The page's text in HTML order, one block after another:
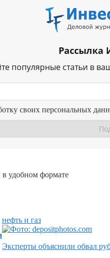
Рассылка
популярные статьи в
своих персональных
удобном формате
нефть и газ
Эксперты объяснили обвал